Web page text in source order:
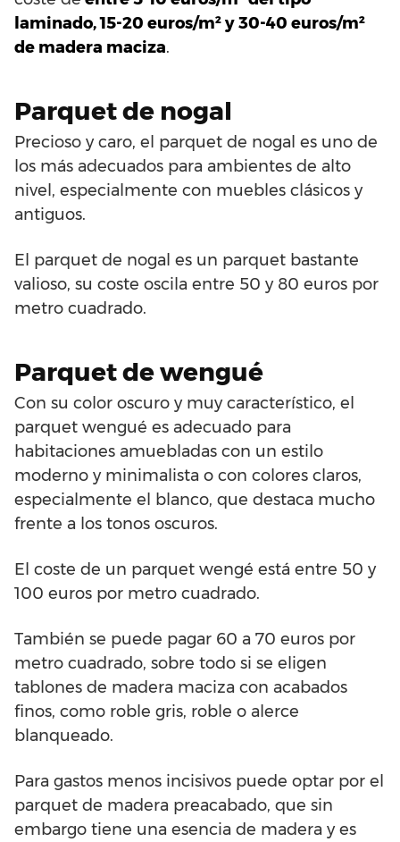
laminado, 15-20 euros/m² y 30-40 euros/m²
de madera maciza.
Parquet de nogal
Precioso y caro, el parquet de nogal es uno de
los más adecuados para ambientes de alto
nivel, especialmente con muebles clásicos y
antiguos.
El parquet de nogal es un parquet bastante
valioso, su coste oscila entre 50 y 80 euros por
metro cuadrado.
Parquet de wengué
Con su color oscuro y muy característico, el
parquet wengué es adecuado para
habitaciones amuebladas con un estilo
moderno y minimalista o con colores claros,
especialmente el blanco, que destaca mucho
frente a los tonos oscuros.
El coste de un parquet wengé está entre 50 y
100 euros por metro cuadrado.
También se puede pagar 60 a 70 euros por
metro cuadrado, sobre todo si se eligen
tablones de madera maciza con acabados
finos, como roble gris, roble o alerce
blanqueado.
Para gastos menos incisivos puede optar por el
parquet de madera preacabado, que sin
embargo tiene una esencia de madera y es